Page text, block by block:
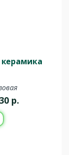
керамика
р.